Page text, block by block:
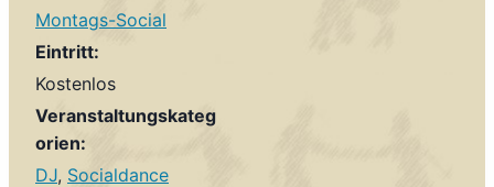
Montags-Social
Eintritt:
Kostenlos
Veranstaltungskateg
orien:
DJ, Socialdance